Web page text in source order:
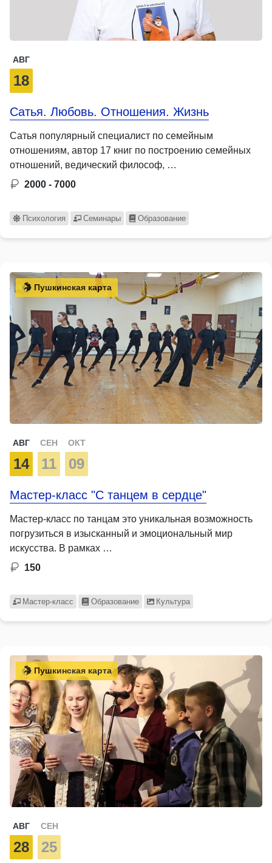
АВГ
18
Сатья. Любовь. Отношения. Жизнь
Сатья популярный специалист по семейным
отношениям, автор 17 книг по построению семейных
отношений, ведический философ, …
2000 - 7000
Психология Семинары Образование
Пушкинская карта
АВГ
14
СЕН
11
ОКТ
09
Мастер-класс "С танцем в сердце"
Мастер-класс по танцам это уникальная возможность
погрузиться в изысканный и эмоциональный мир
искусства. В рамках …
150
Мастер-класс Образование Культура
Пушкинская карта
АВГ
28
СЕН
25